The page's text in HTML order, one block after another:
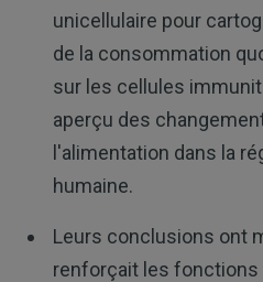
unicellulaire pour
de la consommation
sur les cellules
aperçu des
l'alimentation dans la
humaine.
Leurs conclusions ont
renforçait les